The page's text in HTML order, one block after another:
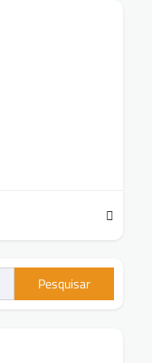
Pesquisar